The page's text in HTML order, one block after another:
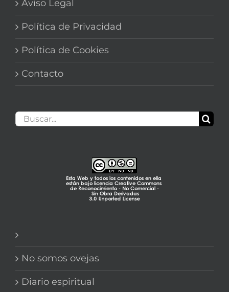
Aviso Legal
Política de Privacidad
Política de Cookies
Contacto
Buscar:
No somos ovejas
Diario espiritual